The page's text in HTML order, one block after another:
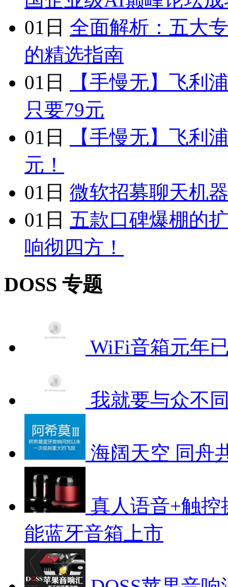
01日 全面解析：五大
的精选指南
01日
【手慢无】飞利
只要79元
01日
【手慢无】飞利
元！
01日 微软招募聊天机
01日 五款口碑爆棚的
响彻四方！
DOSS 专题
WiFi音箱元年
我就要与众不
海阔天空 同舟
真人语音+触控
能蓝牙音箱上市